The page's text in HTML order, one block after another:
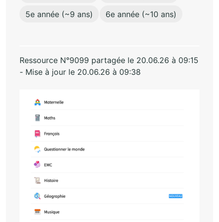
5e année (~9 ans)
6e année (~10 ans)
Ressource N°9099 partagée le 20.06.26 à 09:15
- Mise à jour le 20.06.26 à 09:38